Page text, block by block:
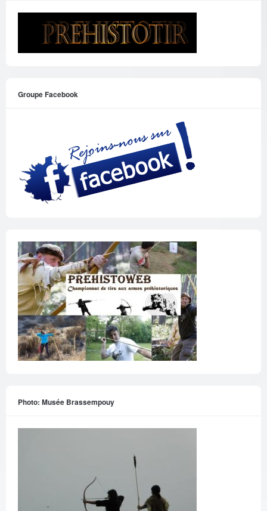
Groupe Facebook
Photo: Musée Brassempouy